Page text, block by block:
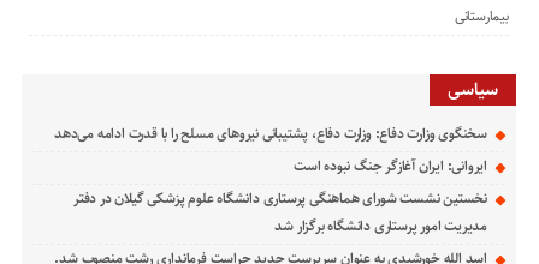
بیمارستانی
سیاسی
سخنگوی وزارت دفاع: وزارت دفاع، پشتیبانی نیرو‌های مسلح را با قدرت ادامه می‌دهد
ایروانی: ایران آغازگر جنگ نبوده است
نخستین نشست شورای هماهنگی پرستاری دانشگاه علوم پزشکی گیلان در دفتر
مدیریت امور پرستاری دانشگاه برگزار شد
اسد الله خورشیدی به عنوان سرپرست جدید حراست فرمانداری رشت منصوب شد.